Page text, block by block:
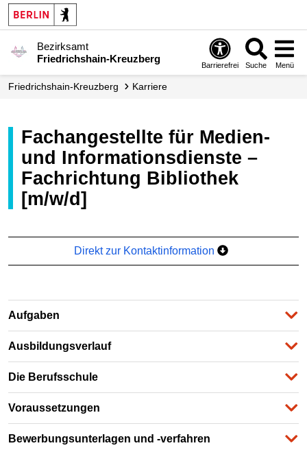
Bezirksamt
Friedrichshain-Kreuzberg
Barrierefrei Suche Menü
Friedrichshain-Kreuzberg Karriere
Fachangestellte für Medien-
und Informationsdienste –
Fachrichtung Bibliothek
[m/w/d]
Direkt zur Kontaktinformation
Aufgaben
Ausbildungsverlauf
Die Berufsschule
Voraussetzungen
Bewerbungsunterlagen und -verfahren